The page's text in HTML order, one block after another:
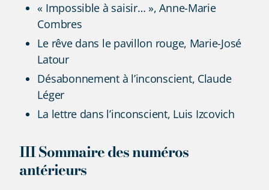
« Impossible à saisir… », Anne-Marie
Combres
Le rêve dans le pavillon rouge, Marie-José
Latour
Désabonnement à l’inconscient, Claude
Léger
La lettre dans l’inconscient, Luis Izcovich
III Sommaire des numéros
antérieurs